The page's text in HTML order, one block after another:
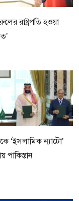
রাষ্ট্রপতি হওয়া
‘ইসলামিক ন্যাটো’
পাকিস্তান